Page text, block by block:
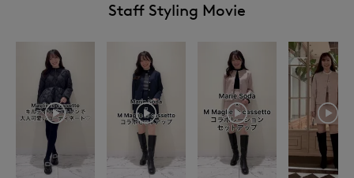
Staff Styling Movie